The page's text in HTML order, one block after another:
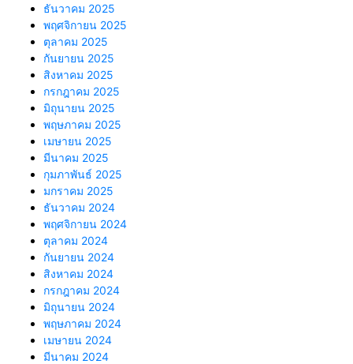
ธันวาคม 2025
พฤศจิกายน 2025
ตุลาคม 2025
กันยายน 2025
สิงหาคม 2025
กรกฎาคม 2025
มิถุนายน 2025
พฤษภาคม 2025
เมษายน 2025
มีนาคม 2025
กุมภาพันธ์ 2025
มกราคม 2025
ธันวาคม 2024
พฤศจิกายน 2024
ตุลาคม 2024
กันยายน 2024
สิงหาคม 2024
กรกฎาคม 2024
มิถุนายน 2024
พฤษภาคม 2024
เมษายน 2024
มีนาคม 2024